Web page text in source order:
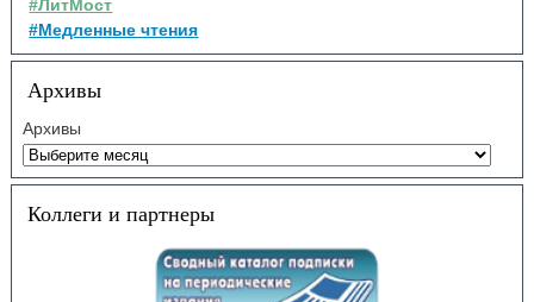
#ЛитМост
#Медленные чтения
Архивы
Архивы
Коллеги и партнеры